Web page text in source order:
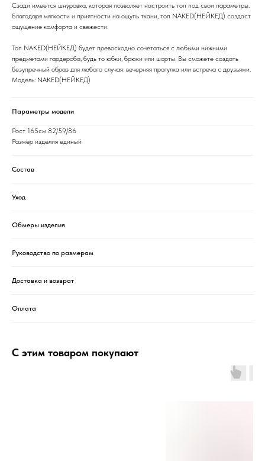
Сзади имеется шнуровка, которая позволяет настроить топ под свои параметры.
Благодаря мягкости и приятности на ощупь ткани, топ NAKED(НЕЙКЕД) создаст
ощущение комфорта и свежести.
Топ NAKED(НЕЙКЕД) будет превосходно сочетаться с любыми нижними
предметами гардероба, будь то юбки, брюки или шорты. Вы сможете создать
безупречный образ для любого случая: вечерняя прогулка или встреча с друзьями.
Модель: NAKED(НЕЙКЕД)
Параметры модели
Рост 165см 82/59/86
Размер изделия единый
Состав
Уход
Обмеры изделия
Руководство по размерам
Доставка и возврат
Оплата
С этим товаром покупают